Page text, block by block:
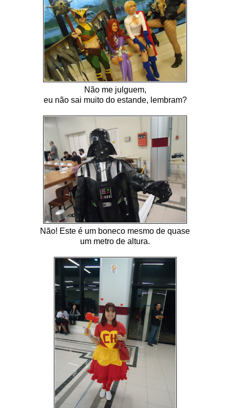
Não me julguem,
eu não sai muito do estande, lembram?
Não! Este é um boneco mesmo de quase
um metro de altura.